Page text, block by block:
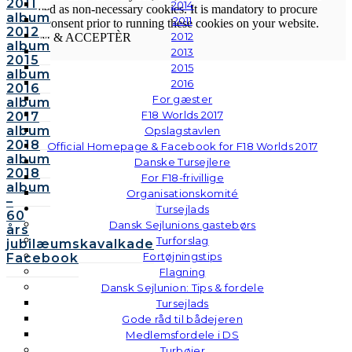
2014
2011
2012
2013
2015
2016
For gæster
F18 Worlds 2017
Opslagstavlen
Official Homepage & Facebook for F18 Worlds 2017
Danske Tursejlere
For F18-frivillige
Organisationskomité
Tursejlads
Dansk Sejlunions gastebørs
Turforslag
Fortøjningstips
Flagning
Dansk Sejlunion: Tips & fordele
Tursejlads
Gode råd til bådejeren
Medlemsfordele i DS
2011
album
2012
album
2015
album
2016
album
2017
album
2018
album
2018
album
–
60
års
jubilæumskavalkade
Facebook
termed as non-necessary cookies. It is mandatory to procure
user consent prior to running these cookies on your website.
GEM & ACCEPTÈR